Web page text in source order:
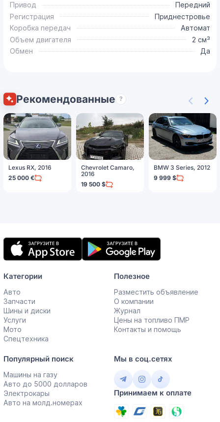
Привод
Передний
Регистрация
Приднестровье
Коробка передач
Автомат
Объем двигателя
2 см³
Обмен
Да
Рекомендованные ?
Lexus RX, 2016
25 000 €
Chevrolet Camaro,
2016
19 500 $
BMW 3 Series, 2012
9 999 $
Мобильное
приложение
Категории
Авто
Запчасти
Шины и диски
Услуги
Мото
Спецтехника
Полезное
Разместить объявление
О компании
Журнал
Цены на топливо ПМР
Контакты и помощь
Популярный поиск
Машины на газу
Авто до 5000 долларов
Электрокары
Авто на молд.номерах
Мы в соц.сетях
Принимаем к оплате